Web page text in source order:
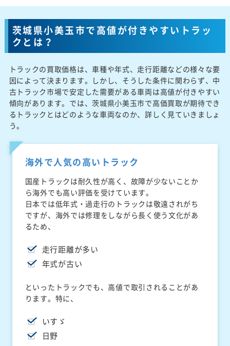
茨城県小美玉市で高値が付きやすいトラッ
クとは？
トラックの買取価格は、車種や年式、走行距離などの様々な要
因によって決まります。しかし、そうした条件に関わらず、中
古トラック市場で安定した需要がある車両は高値が付きやすい
傾向があります。では、茨城県小美玉市で高価買取が期待でき
るトラックとはどのような車両なのか、詳しく見ていきましょ
う。
海外で人気の高いトラック
国産トラックは耐久性が高く、故障が少ないことか
ら海外でも高い評価を受けています。
日本では低年式・過走行のトラックは敬遠されがち
ですが、海外では修理をしながら長く使う文化があ
るため、
走行距離が多い
年式が古い
といったトラックでも、高値で取引されることがあ
ります。特に、
いすゞ
日野